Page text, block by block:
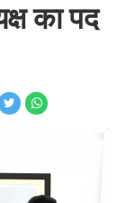
का पद